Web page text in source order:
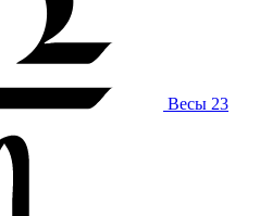
Весы 23